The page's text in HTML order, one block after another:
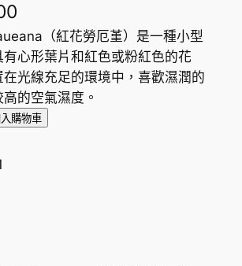
（紅花勞厄堇）是一種小型
心形葉片和紅色或粉紅色的花
光線充足的環境中，喜歡濕潤的
的空氣濕度。
購物車